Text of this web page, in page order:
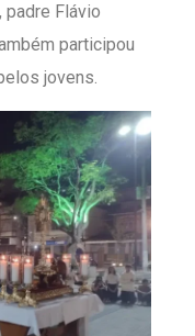
padre Flávio
participou
jovens.